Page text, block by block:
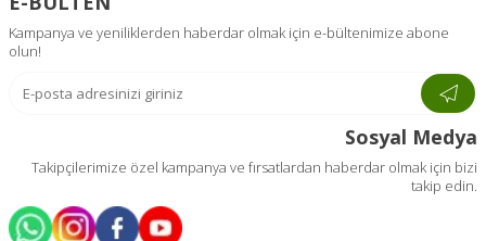
Kampanya ve yeniliklerden haberdar olmak için e-bültenimize abone
olun!
Sosyal Medya
Takipçilerimize özel kampanya ve fırsatlardan haberdar olmak için bizi
takip edin.